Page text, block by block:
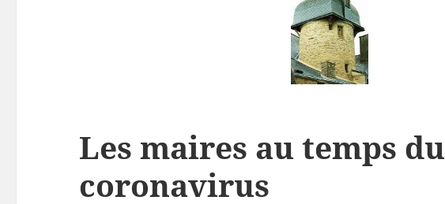
Les maires au temps du
coronavirus